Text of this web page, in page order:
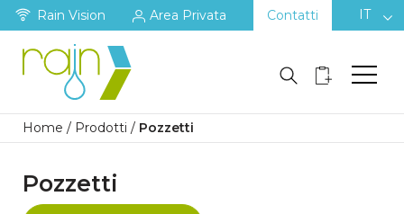
Rain Vision Area Privata Contatti IT
Home / Prodotti / Pozzetti
Pozzetti